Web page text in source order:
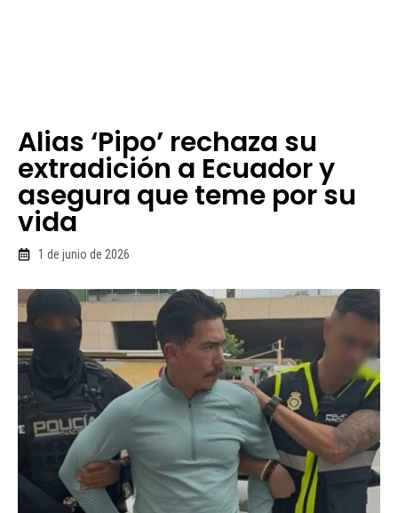
Alias ‘Pipo’ rechaza su
extradición a Ecuador y
asegura que teme por su
vida
1 de junio de 2026